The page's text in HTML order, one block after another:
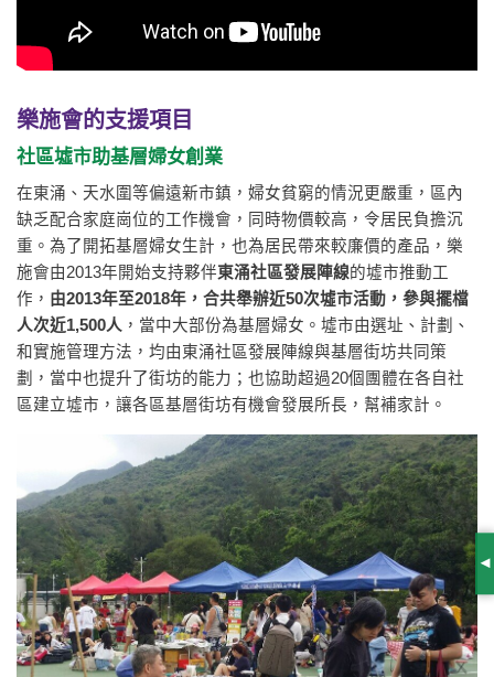
樂施會的支援項目
社區墟市助基層婦女創業
在東涌、天水圍等偏遠新市鎮，婦女貧窮的情況更嚴重，區內
缺乏配合家庭崗位的工作機會，同時物價較高，令居民負擔沉
重。為了開拓基層婦女生計，也為居民帶來較廉價的產品，樂
施會由2013年開始支持夥伴東涌社區發展陣線的墟市推動工
作， 由2013年至2018年，合共舉辦近50次墟市活動，參與擺檔
人次近1,500人 ，當中大部份為基層婦女。墟市由選址、計劃、
和實施管理方法，均由東涌社區發展陣線與基層街坊共同策
劃，當中也提升了街坊的能力；也協助超過20個團體在各自社
區建立墟市，讓各區基層街坊有機會發展所長，幫補家計。